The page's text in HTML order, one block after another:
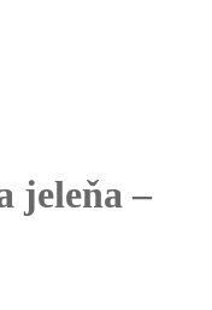
jeleňa –